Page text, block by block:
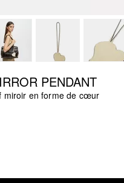
PENDANT
miroir en forme de cœur